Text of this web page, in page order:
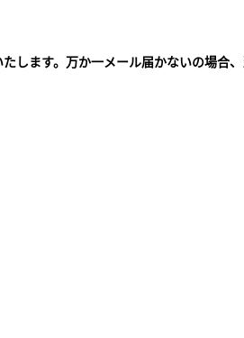
します。万か一メール届かないの場合、